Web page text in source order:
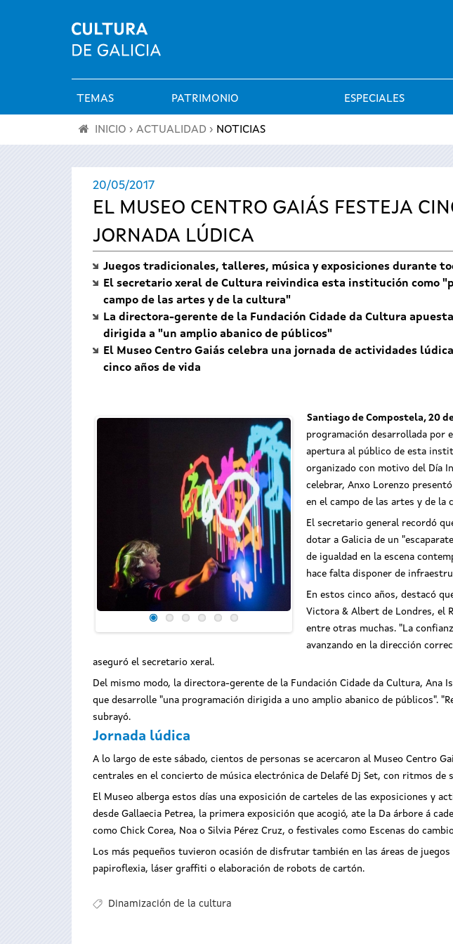
Menú
principal
TEMAS PATRIMONIO ESPECIALES
encuentra
aquí
INICIO › ACTUALIDAD › NOTICIAS
20/05/2017
EL MUSEO CENTRO GAIÁS FESTEJA
JORNADA LÚDICA
Juegos tradicionales, talleres, música y exposiciones durante
El secretario xeral de Cultura reivindica esta institución como
campo de las artes y de la cultura"
La directora-gerente de la Fundación Cidade da Cultura
dirigida a "un amplio abanico de públicos"
El Museo Centro Gaiás celebra una jornada de actividades
cinco años de vida
Santiago de Compostela, 20
programación desarrollada por
apertura al público de esta
organizado con motivo del Día
celebrar, Anxo Lorenzo
en el campo de las artes y de la
El secretario general recordó
dotar a Galicia de un
de igualdad en la escena
hace falta disponer de
En estos cinco años, destacó
Victora & Albert de Londres, el
entre otras muchas. "La
avanzando en la dirección
aseguró el secretario xeral.
Del mismo modo, la directora-gerente de la Fundación Cidade da Cultura, Ana
que desarrolle "una programación dirigida a uno amplio abanico de públicos".
subrayó.
Jornada lúdica
A lo largo de este sábado, cientos de personas se acercaron al Museo Centro
centrales en el concierto de música electrónica de Delafé Dj Set, con ritmos
El Museo alberga estos días una exposición de carteles de las exposiciones y
desde Gallaecia Petrea, la primera exposición que acogió, ate la Da árbore á
como Chick Corea, Noa o Silvia Pérez Cruz, o festivales como Escenas do
Los más pequeños tuvieron ocasión de disfrutar también en las áreas de
papiroflexia, láser graffiti o elaboración de robots de cartón.
Dinamización de la cultura